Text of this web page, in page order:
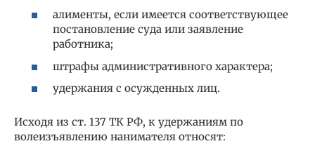
алименты, если имеется соответствующее
постановление суда или заявление
работника;
штрафы административного характера;
удержания с осужденных лиц.
Исходя из ст. 137 ТК РФ, к удержаниям по
волеизъявлению нанимателя относят: